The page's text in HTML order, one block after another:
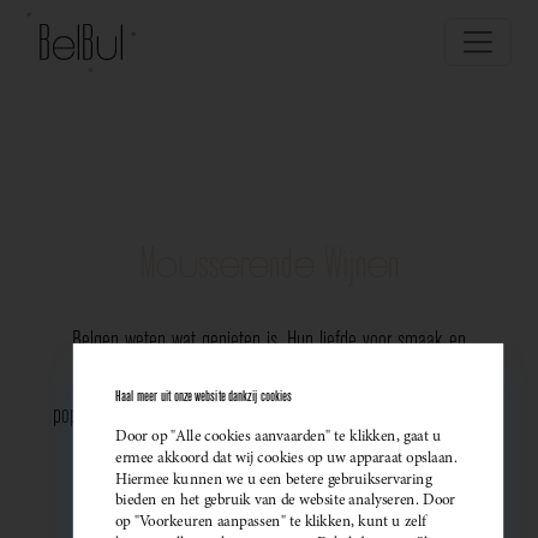
Belgen weten wat genieten is. Hun liefde voor smaak en
populariteit van Belgische mousserende wijnen. Meer dan ooit
kiezen ze bewust voor lokale bubbels — ideaal als
sprankelend aperitief of als verfijnde match bij een
gastronomisch diner. Santé!
Haal meer uit onze website dankzij cookies
Door op "Alle cookies aanvaarden" te klikken, gaat u
ermee akkoord dat wij cookies op uw apparaat opslaan.
Hiermee kunnen we u een betere gebruikservaring
bieden en het gebruik van de website analyseren. Door
op "Voorkeuren aanpassen" te klikken, kunt u zelf